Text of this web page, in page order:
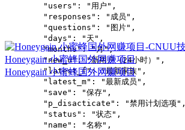
        "users": "用户",
        "responses": "成员",
        "questions": "图片",
        "days": "天",
        "months": "月",
        "new_u": "新用户（24小时）",
        "latest_f": "最新家族",
        "latest_m": "最新成员",
        "save": "保存",
        "p_disacticate": "禁用计划选项",
        "status": "状态",
        "name": "名称",
Honeygain 小蜜蜂国外网赚项目
Honeygain 小蜜蜂国外网赚项目